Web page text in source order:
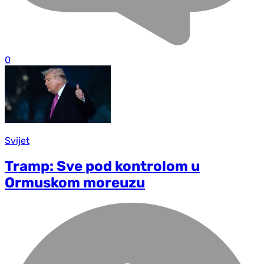
0
Svijet
Tramp: Sve pod kontrolom u
Ormuskom moreuzu